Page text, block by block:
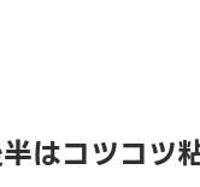
はコツコツ